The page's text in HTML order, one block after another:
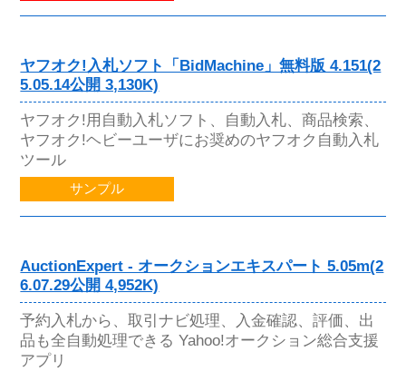
ヤフオク!入札ソフト「BidMachine」無料版 4.151(2
5.05.14公開 3,130K)
ヤフオク!用自動入札ソフト、自動入札、商品検索、
ヤフオク!ヘビーユーザにお奨めのヤフオク自動入札
ツール
サンプル
AuctionExpert - オークションエキスパート 5.05m(2
6.07.29公開 4,952K)
予約入札から、取引ナビ処理、入金確認、評価、出
品も全自動処理できる Yahoo!オークション総合支援
アプリ